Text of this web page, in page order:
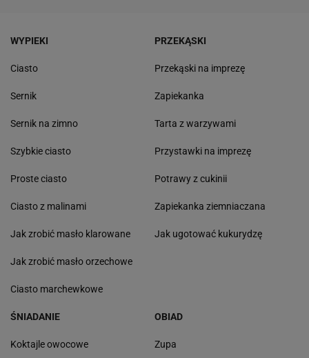
WYPIEKI
Ciasto
Sernik
Sernik na zimno
Szybkie ciasto
Proste ciasto
Ciasto z malinami
Jak zrobić masło klarowane
Jak zrobić masło orzechowe
Ciasto marchewkowe
PRZEKĄSKI
Przekąski na imprezę
Zapiekanka
Tarta z warzywami
Przystawki na imprezę
Potrawy z cukinii
Zapiekanka ziemniaczana
Jak ugotować kukurydzę
ŚNIADANIE
Koktajle owocowe
OBIAD
Zupa